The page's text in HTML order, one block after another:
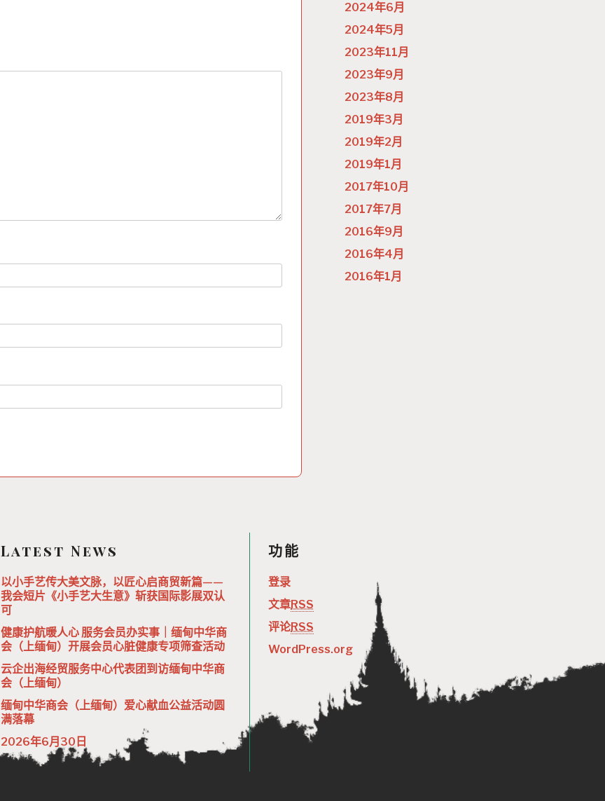
2024年6月
2024年5月
2023年11月
2023年9月
2023年8月
2019年3月
2019年2月
2019年1月
2017年10月
2017年7月
2016年9月
2016年4月
2016年1月
Latest News
以小手艺传大美文脉，以匠心启商贸新篇——
我会短片《小手艺大生意》斩获国际影展双认
可
健康护航暖人心 服务会员办实事｜缅甸中华商
会（上缅甸）开展会员心脏健康专项筛查活动
云企出海经贸服务中心代表团到访缅甸中华商
会（上缅甸）
缅甸中华商会（上缅甸）爱心献血公益活动圆
满落幕
2026年6月30日
功能
登录
文章RSS
评论RSS
WordPress.org